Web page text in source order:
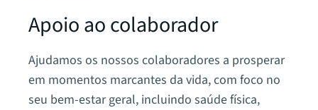
Apoio ao colaborador
Ajudamos os nossos colaboradores a prosperar
em momentos marcantes da vida, com foco no
seu bem-estar geral, incluindo saúde física,